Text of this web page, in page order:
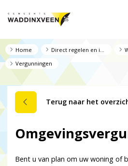
Home
Vergunningen
Terug naar het
Bent u van plan om uw woning of